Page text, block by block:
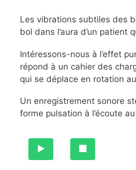
Les vibrations subtiles des
bol dans l’aura d’un
Intéressons-nous à l’effet
répond à un cahier des
qui se déplace en rotation
Un enregistrement sonore
forme pulsation à l’écoute